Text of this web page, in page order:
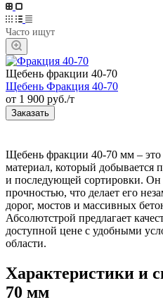
Часто ищут
Щебень фракции 40-70
Щебень Фракция 40-70
от 1 900 руб./т
Заказать
Щебень фракции 40-70 мм –
материал, который добывается
и последующей сортировки. Он
прочностью, что делает его
дорог, мостов и массивных
Абсолютстрой предлагает
доступной цене с удобными
области.
Характеристики и
70 мм